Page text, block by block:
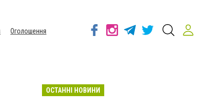
Оголошення
ОСТАННІ НОВИНИ